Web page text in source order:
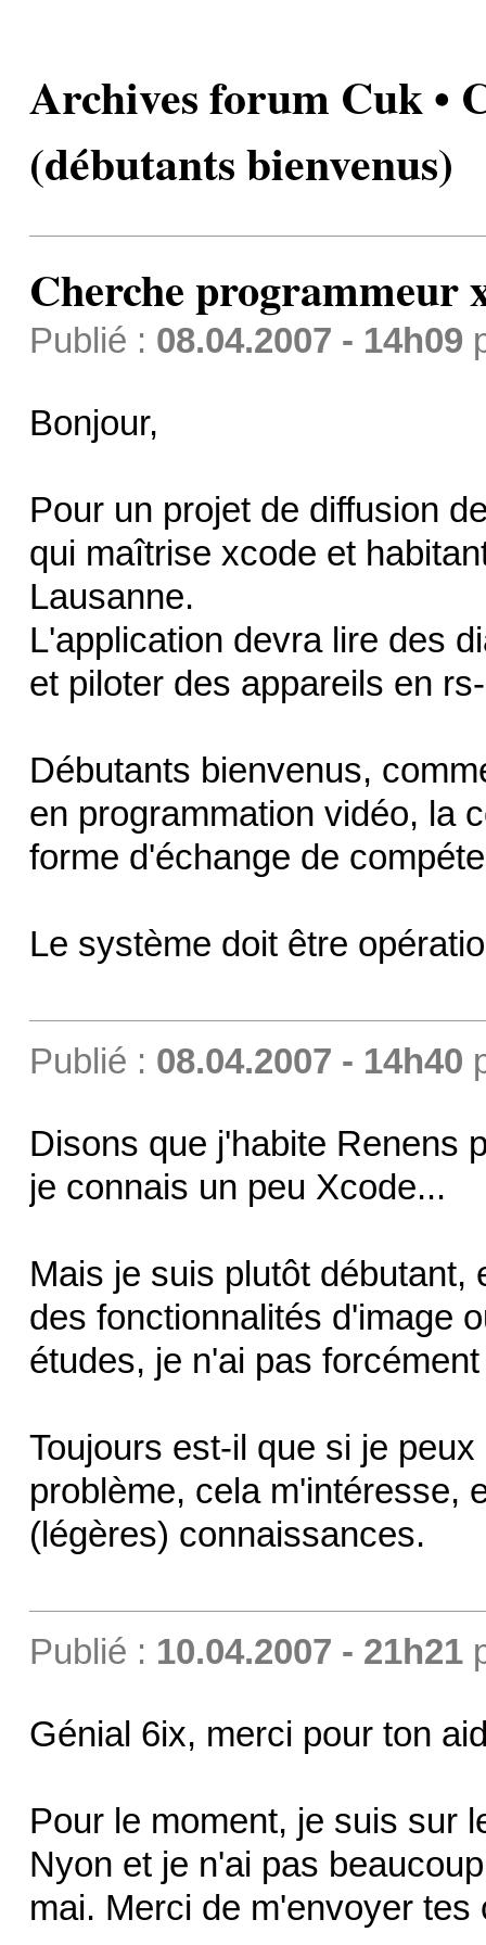
Archives forum Cuk •
(débutants bienvenus)
Cherche programmeur
Publié : 08.04.2007 - 14h09
Bonjour,
Pour un projet de diffusion
qui maîtrise xcode et
Lausanne.
L'application devra lire des
et piloter des appareils en
Débutants bienvenus,
en programmation vidéo, la
forme d'échange de
Le système doit être
Publié : 08.04.2007 - 14h40
Disons que j'habite Renens
je connais un peu Xcode...
Mais je suis plutôt débutant,
des fonctionnalités d'image
études, je n'ai pas
Toujours est-il que si je
problème, cela m'intéresse,
(légères) connaissances.
Publié : 10.04.2007 - 21h21
Génial 6ix, merci pour ton
Pour le moment, je suis sur
Nyon et je n'ai pas
mai. Merci de m'envoyer